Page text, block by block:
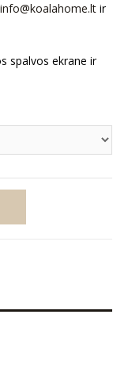
info@koalahome.lt ir
spalvos ekrane ir